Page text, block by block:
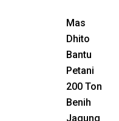
Mas
Dhito
Bantu
Petani
200 Ton
Benih
Jagung